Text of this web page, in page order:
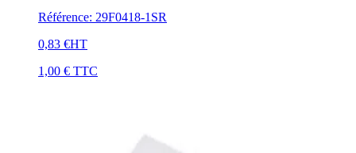
Référence: 29F0418-1SR
0,83 €HT
1,00 € TTC